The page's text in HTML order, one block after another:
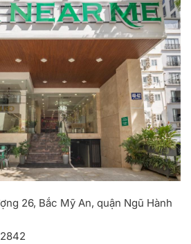
26, Bắc Mỹ An, quận Ngũ Hành